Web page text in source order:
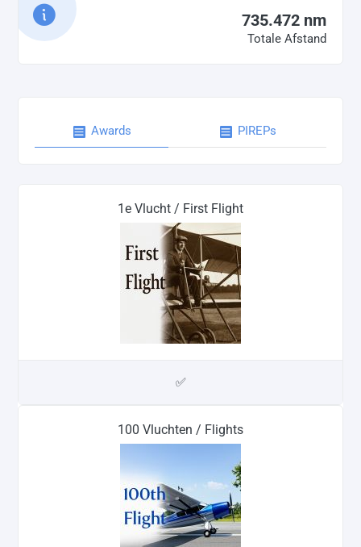
735.472 nm
Totale Afstand
Awards PIREPs
1e Vlucht / First Flight
✅
100 Vluchten / Flights